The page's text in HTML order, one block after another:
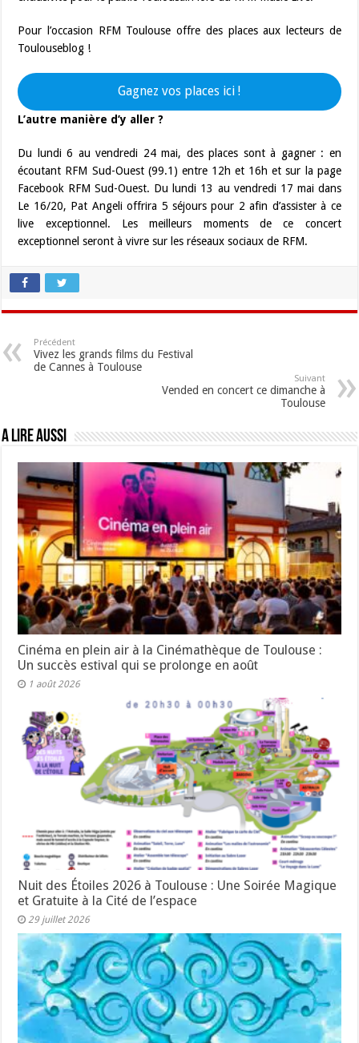
Pour l’occasion RFM Toulouse offre des places aux lecteurs de
Toulouseblog !
Gagnez vos places ici !
L’autre manière d’y aller ?
Du lundi 6 au vendredi 24 mai, des places sont à gagner : en
écoutant RFM Sud-Ouest (99.1) entre 12h et 16h et sur la page
Facebook RFM Sud-Ouest. Du lundi 13 au vendredi 17 mai dans
Le 16/20, Pat Angeli offrira 5 séjours pour 2 afin d’assister à ce
live exceptionnel. Les meilleurs moments de ce concert
exceptionnel seront à vivre sur les réseaux sociaux de RFM.
Précédent
Vivez les grands films du Festival
de Cannes à Toulouse
Suivant
Vended en concert ce dimanche à
Toulouse
A lire aussi
Cinéma en plein air à la Cinémathèque de Toulouse :
Un succès estival qui se prolonge en août
1 août 2026
Nuit des Étoiles 2026 à Toulouse : Une Soirée Magique
et Gratuite à la Cité de l’espace
29 juillet 2026